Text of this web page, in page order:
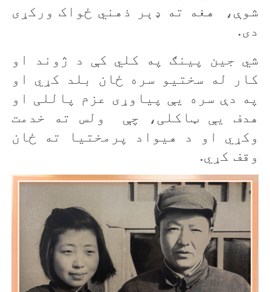
شوې، هغه ته ډېر ذهني ځواک ورکړی
دی.
شي جین پينګ په کلي کې د ژوند او
کار له سختیو سره ځان بلد کړي او
په دې سره يې پياوړی عزم پاللی او
هدف يې ټاکلی، چې ولس ته خدمت
وکړي او د هيواد پرمختيا ته ځان
وقف کړي.